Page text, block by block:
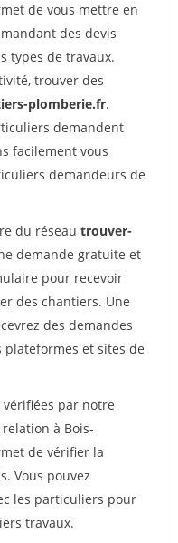
de vous mettre en
des devis
types de travaux.
trouver des
plomberie.fr.
demandent
facilement vous
demandeurs de
du réseau trouver-
demande gratuite et
pour recevoir
des chantiers. Une
des demandes
et sites de
par notre
à Bois-
de vérifier la
Vous pouvez
les particuliers pour
travaux.